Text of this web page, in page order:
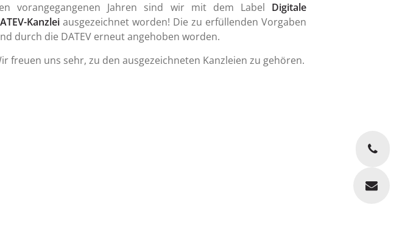
vorangegangenen Jahren sind wir mit dem Label Digitale
Kanzlei ausgezeichnet worden! Die zu erfüllenden Vorgaben
durch die DATEV erneut angehoben worden.
freuen uns sehr, zu den ausgezeichneten Kanzleien zu gehören.